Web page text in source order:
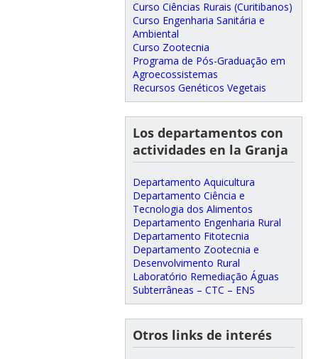
Curso Ciências Rurais (Curitibanos)
Curso Engenharia Sanitária e
Ambiental
Curso Zootecnia
Programa de Pós-Graduação em
Agroecossistemas
Recursos Genéticos Vegetais
Los departamentos con
actividades en la Granja
Departamento Aquicultura
Departamento Ciência e
Tecnologia dos Alimentos
Departamento Engenharia Rural
Departamento Fitotecnia
Departamento Zootecnia e
Desenvolvimento Rural
Laboratório Remediação Águas
Subterrâneas – CTC – ENS
Otros links de interés